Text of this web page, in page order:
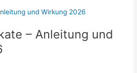
– Anleitung und